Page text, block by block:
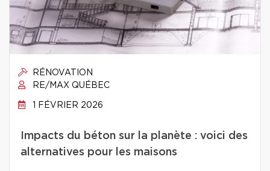
RÉNOVATION
RE/MAX QUÉBEC
1 FÉVRIER 2026
Impacts du béton sur la planète : voici des
alternatives pour les maisons